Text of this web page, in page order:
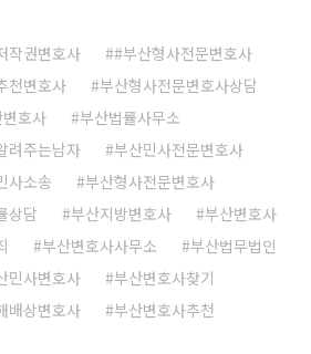
작권변호사
#부산형사전문변호사
천변호사
부산형사전문변호사상담
호사
부산법률사무소
려주는남자
부산민사전문변호사
사소송
부산형사전문변호사
상담 부산지방변호사
부산변호사
부산변호사사무소
부산법무법인
민사변호사
부산변호사찾기
배상변호사
부산변호사추천